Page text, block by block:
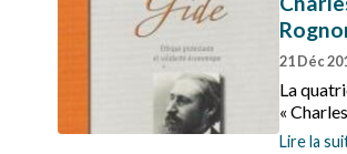
21 Déc
La
«
Lire la